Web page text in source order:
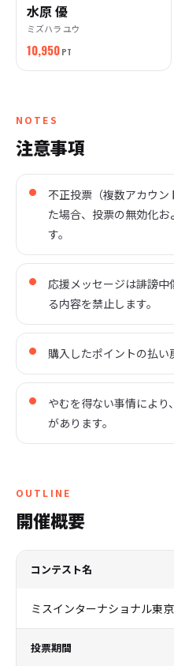
水原 優
ミズハラ ユウ
10,950 PT
NOTES
注意事項
不正投票（複数アカウ
た場合、投票の無効化
す。
応援メッセージは誹謗
る内容を禁止します。
購入したポイントの払い
やむを得ない事情によ
があります。
OUTLINE
開催概要
コンテスト名
ミスインターナショナル東
投票期間